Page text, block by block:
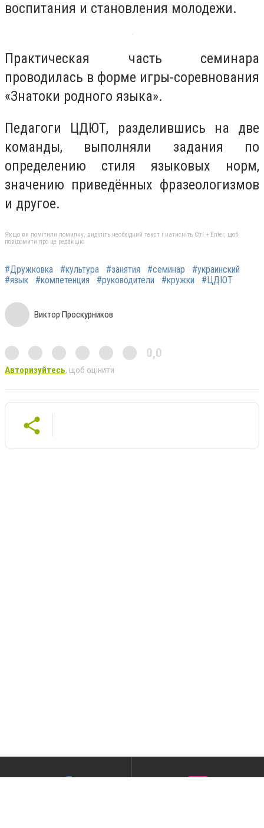
воспитания и становления молодежи.
Практическая часть семинара
проводилась в форме игры-соревнования
«Знатоки родного языка».
Педагоги ЦДЮТ, разделившись на две
команды, выполняли задания по
определению стиля языковых норм,
значению приведённых фразеологизмов
и другое.
Якщо ви помітили помилку, виділіть необхідний текст і натисніть Ctrl + Enter, щоб
повідомити про це редакцію
#Дружковка #культура #занятия #семинар
#украинский
#язык
#компетенция #руководители #кружки #ЦДЮТ
Виктор Проскурников
0,0
Авторизуйтесь, щоб оцінити